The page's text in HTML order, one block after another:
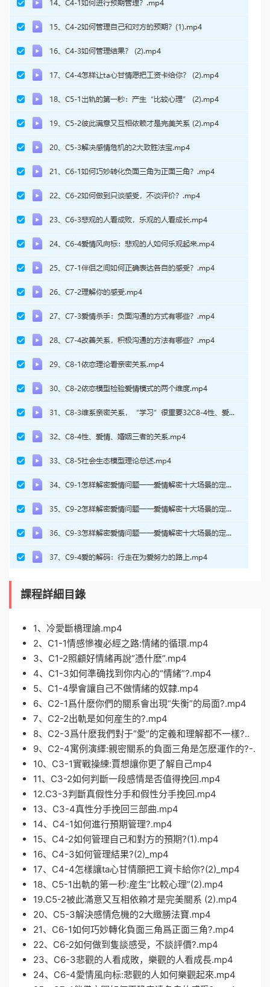
課程詳細目錄
1、冷愛斷橋理論.mp4
2、C1-1情感慘複必經之路:情緒的循環.mp4
3、C1-2照顧好情緒再說“憑什麽”.mp4
4、C1-3如何準确找到你内心的“情緒”?.mp4
5、C1-4學會讓自己不做情緒的奴隸.mp4
6、C2-1爲什麽你們的關系會出現“失衡”的局面?.mp4
7、C2-2出軌是如何産生的?.mp4
8、C2-3爲什麽我們對于“愛”的定義和理解都不一樣?..
9、C2-4寓例演繹:親密關系的負面三角是怎麽運作的?-.
10、C3-1實戰操練:賈想讓你更了解自己mp4
11、C3-2如何判斷一段感情是否值得挽回.mp4
12.C3-3判斷真假性分手和假性分手挽回.mp4
13、C3-4真性分手挽回三部曲.mp4
14、C4-1如何進行預期管理?.mp4
15、C4-2如何管理自己和對方的預期?(1).mp4
16、C4-3如何管理結果?(2)_mp4
17、C4-4怎樣讓ta心甘情願把工資卡給你?(2)_mp4
18、C5-1出軌的第一秒:産生“比較心理”(2).mp4
19.C5-2被此滿意又互相依賴才是完美關系 (2).mp4
20、C5-3解決感情危機的2大緻勝法寶.mp4
21、C6-1如何巧妙轉化負面三角爲正面三角?.mp4
22、C6-2如何做到隻談感受，不談評價?.mp4
23、C6-3悲觀的人看成敗，樂觀的人看成長.mp4
24、C6-4愛情風向标:悲觀的人如何樂觀起來.mp4